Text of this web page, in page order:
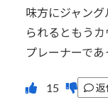
味方にジャン
られるともう
プレーナーであ
返